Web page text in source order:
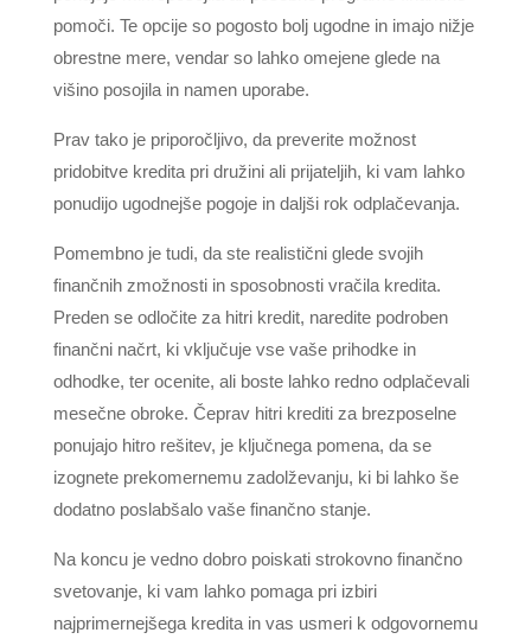
pomoči. Te opcije so pogosto bolj ugodne in imajo nižje
obrestne mere, vendar so lahko omejene glede na
višino posojila in namen uporabe.
Prav tako je priporočljivo, da preverite možnost
pridobitve kredita pri družini ali prijateljih, ki vam lahko
ponudijo ugodnejše pogoje in daljši rok odplačevanja.
Pomembno je tudi, da ste realistični glede svojih
finančnih zmožnosti in sposobnosti vračila kredita.
Preden se odločite za hitri kredit, naredite podroben
finančni načrt, ki vključuje vse vaše prihodke in
odhodke, ter ocenite, ali boste lahko redno odplačevali
mesečne obroke. Čeprav hitri krediti za brezposelne
ponujajo hitro rešitev, je ključnega pomena, da se
izognete prekomernemu zadolževanju, ki bi lahko še
dodatno poslabšalo vaše finančno stanje.
Na koncu je vedno dobro poiskati strokovno finančno
svetovanje, ki vam lahko pomaga pri izbiri
najprimernejšega kredita in vas usmeri k odgovornemu